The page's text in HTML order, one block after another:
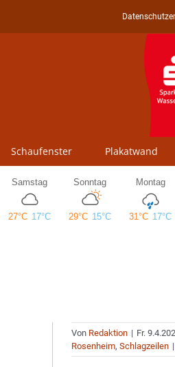
Schaufenster Plakatwand
Von Redaktion | Fr.
Rosenheim,Schlagzeilen |